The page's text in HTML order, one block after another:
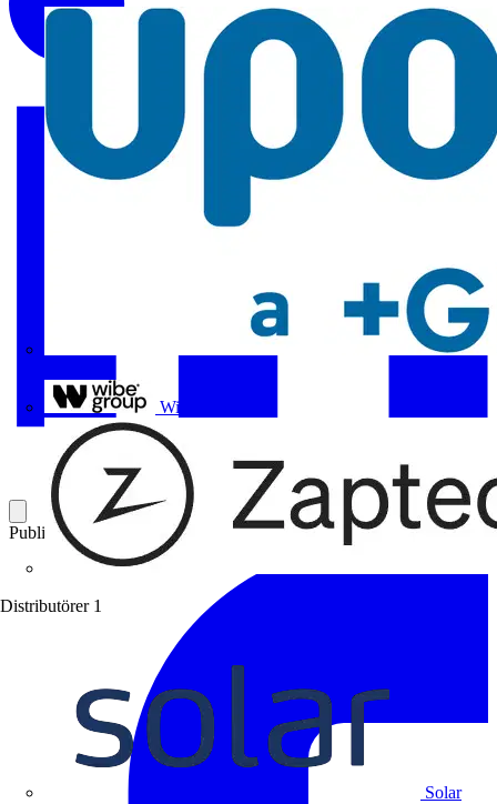
Wibe Group
Distributörer 1
Solar
Publicerad: 2 april 2024Kategori: Branschnyheter